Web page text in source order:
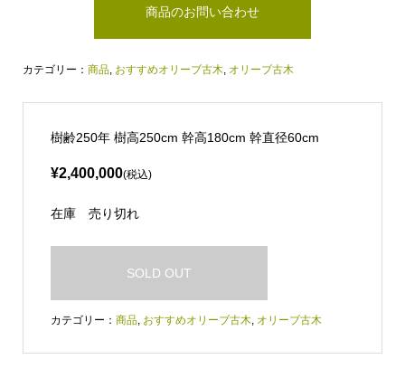
商品のお問い合わせ
カテゴリー： 商品, おすすめオリーブ古木, オリーブ古木
樹齢250年 樹高250cm 幹高180cm 幹直径60cm
¥2,400,000(税込)
在庫 売り切れ
SOLD OUT
カテゴリー： 商品, おすすめオリーブ古木, オリーブ古木